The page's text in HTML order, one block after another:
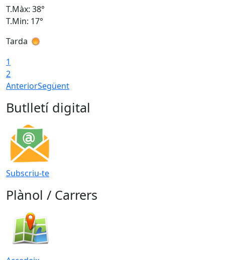
T.Màx: 38°
T.Min: 17°
Tarda
1
2
AnteriorSegüent
Butlletí digital
Subscriu-te
Plànol / Carrers